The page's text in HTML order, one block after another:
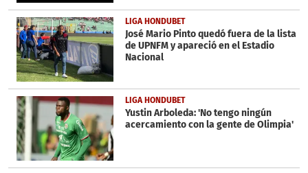
LIGA HONDUBET
José Mario Pinto quedó fuera de la lista
de UPNFM y apareció en el Estadio
Nacional
LIGA HONDUBET
Yustin Arboleda: 'No tengo ningún
acercamiento con la gente de Olimpia'